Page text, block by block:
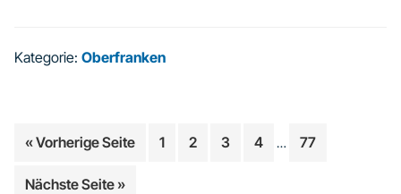
Kategorie: Oberfranken
« Vorherige Seiteaufrufen
Seite
1 Seite
2 Seite
3 Seite
4 … Seite
77
Nächste Seiteaufrufen
»